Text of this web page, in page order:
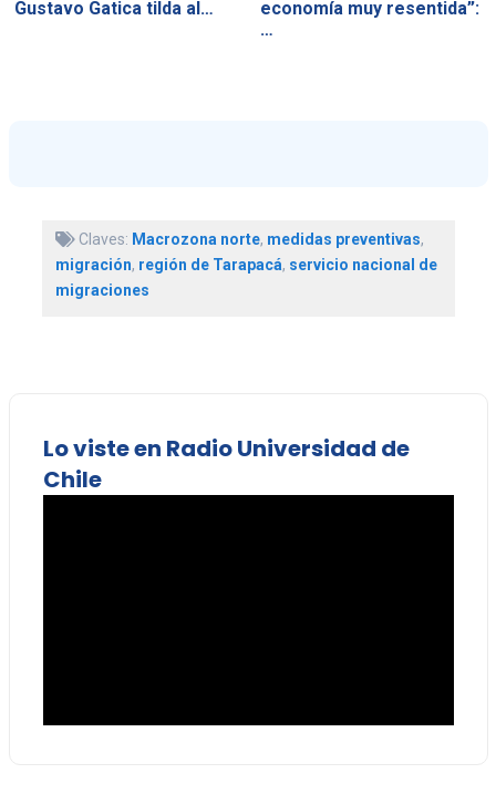
Gustavo Gatica tilda al…
economía muy resentida”:
…
Claves: Macrozona norte, medidas preventivas,
migración, región de Tarapacá, servicio nacional de
migraciones
Lo viste en Radio Universidad de
Chile